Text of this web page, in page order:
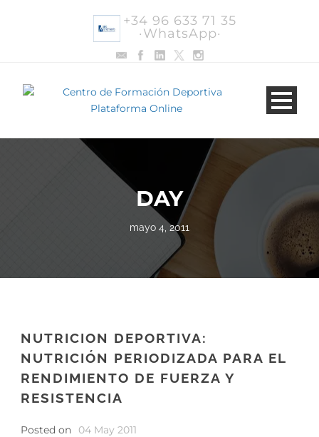
+34 96 633 71 35
·WhatsApp·
DAY
mayo 4, 2011
NUTRICION DEPORTIVA:
NUTRICIÓN PERIODIZADA PARA EL
RENDIMIENTO DE FUERZA Y
RESISTENCIA
Posted on
04 May 2011